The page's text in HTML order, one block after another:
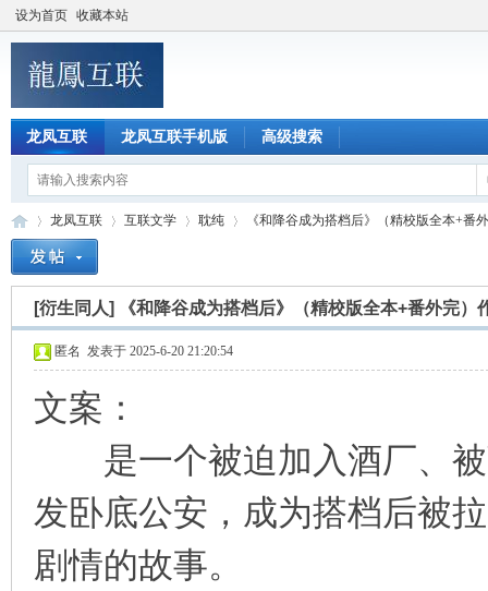
设为首页 收藏本站
龙凤互联 龙凤互联手机版 高级搜索
龙凤互联
›
互联文学
›
耽纯
›
《和降谷成为搭档后》（精校版全本+番
[衍生同人] 《和降谷成为搭档后》（精校版全本+番外完
匿名 发表于 2025-6-20 21:20:54
文案：
是一个被迫加入酒厂、被
发卧底公安，成为搭档后被
剧情的故事。